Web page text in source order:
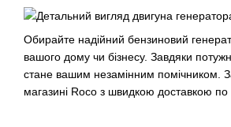
Обирайте надійний бензиновий
вашого дому чи бізнесу. Завдяки
стане вашим незамінним помічником.
магазині Roco з швидкою доставкою по